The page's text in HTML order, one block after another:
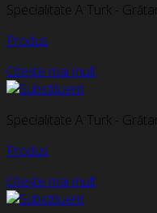
Specialitate A Turk - Grătar
Produs
Citește mai mult
Specialitate A Turk - Grătar
Produs
Citește mai mult